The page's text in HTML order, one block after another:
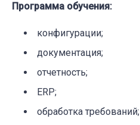
Программа обучения:
конфигурации;
документация;
отчетность;
ERP;
обработка требований;